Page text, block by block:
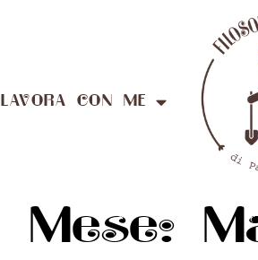
LAVORA CON ME
Mese: